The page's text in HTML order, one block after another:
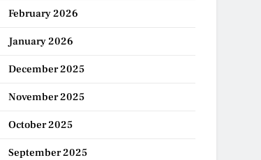
February 2026
January 2026
December 2025
November 2025
October 2025
September 2025